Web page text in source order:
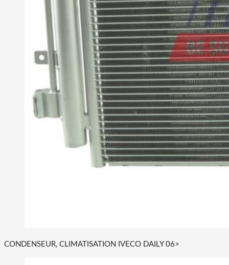
CONDENSEUR, CLIMATISATION IVECO DAILY 06>